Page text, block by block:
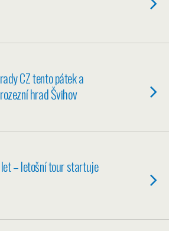
CZ tento pátek a
hrad Švihov
– letošní tour startuje